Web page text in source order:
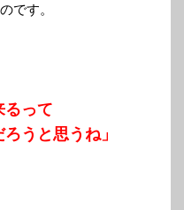
です。
るって
うと思うね」